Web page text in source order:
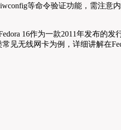
等命令验证功能，需注意
16作为一款2011年发布的发
见无线网卡为例，详细讲解在